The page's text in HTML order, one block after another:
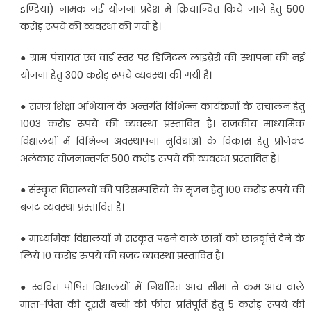
इण्डिया) नामक नई योजना प्रदेश में क्रियान्वित किये जाने हेतु 500
करोड़ रूपये की व्यवस्था की गयी है।
● ग्राम पंचायत एवं वार्ड स्तर पर डिजिटल लाइब्रेरी की स्थापना की नई
योजना हेतु 300 करोड़ रूपये व्यवस्था की गयी है।
● समग्र शिक्षा अभियान के अन्तर्गत विभिन्न कार्यक्रमों के संचालन हेतु
1003 करोड़ रूपये की व्यवस्था प्रस्तावित है। राजकीय माध्यमिक
विद्यालयों में विभिन्न अवस्थापना सुविधाओं के विकास हेतु प्रोजेक्ट
अलंकार योजनान्तर्गत 500 करोड रुपये की व्यवस्था प्रस्तावित है।
● संस्कृत विद्यालयों की परिसम्पत्तियों के सृजन हेतु 100 करोड़ रूपये की
बजट व्यवस्था प्रस्तावित है।
● माध्यमिक विद्यालयों में संस्कृत पढ़ने वाले छात्रों को छात्रवृत्ति देने के
लिये 10 करोड़ रुपये की बजट व्यवस्था प्रस्तावित है।
● स्ववित्त पोषित विद्यालयों में निर्धारित आय सीमा से कम आय वाले
माता-पिता की दूसरी बच्ची की फीस प्रतिपूर्ति हेतु 5 करोड़ रूपये की